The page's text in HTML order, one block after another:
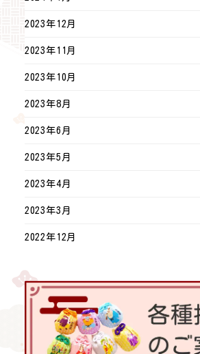
2023年12月
2023年11月
2023年10月
2023年8月
2023年6月
2023年5月
2023年4月
2023年3月
2022年12月